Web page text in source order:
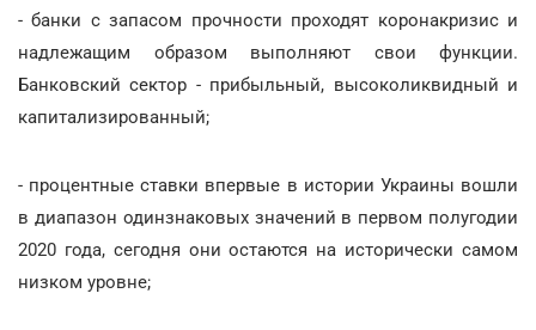
- банки с запасом прочности проходят коронакризис и
надлежащим образом выполняют свои функции.
Банковский сектор - прибыльный, высоколиквидный и
капитализированный;
- процентные ставки впервые в истории Украины вошли
в диапазон одинзнаковых значений в первом полугодии
2020 года, сегодня они остаются на исторически самом
низком уровне;